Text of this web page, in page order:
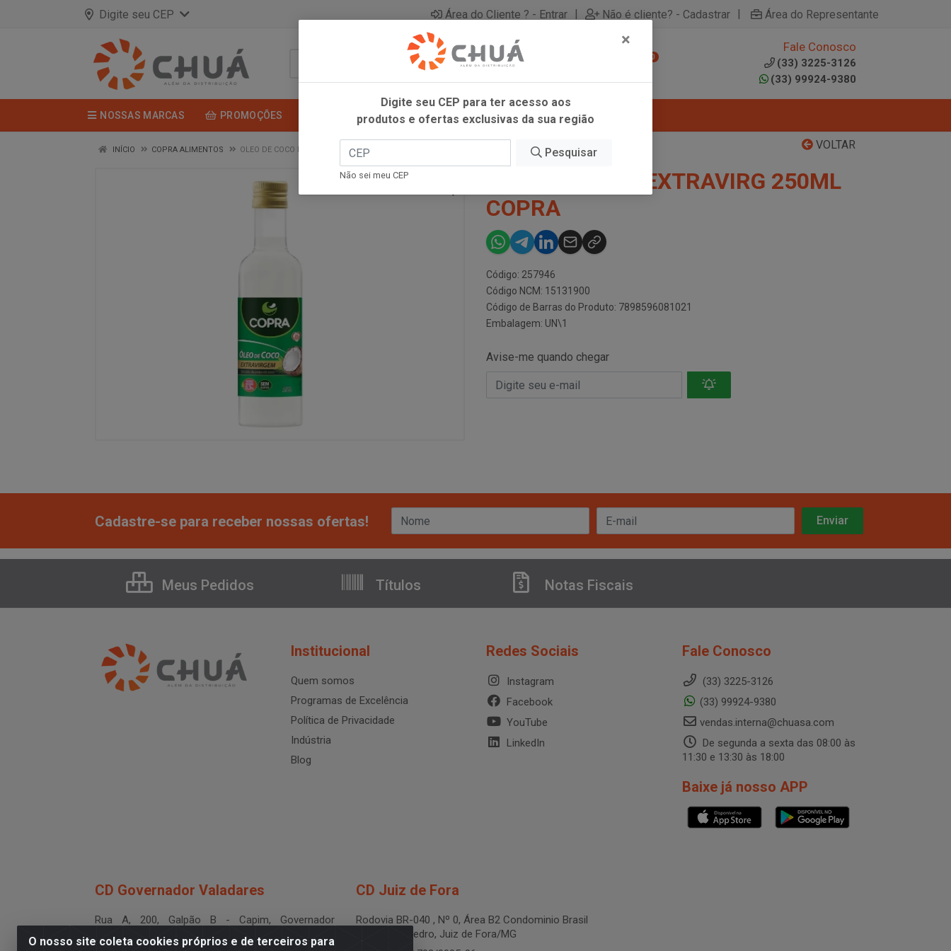
Digite seu CEP Área do Cliente ? - Entrar | Não é cliente? - Cadastrar | Área do Representante
0
Fale Conosco
(33) 3225-3126
(33) 99924-9380
NOSSAS MARCAS PROMOÇÕES
VOLTAR
INÍCIO COPRA ALIMENTOS OLEO DE COCO EXTRAVIRG 250ML COPRA
OLEO DE COCO EXTRAVIRG 250ML
COPRA
Código: 257946
Código NCM: 15131900
Código de Barras do Produto: 7898596081021
Embalagem: UN\1
Avise-me quando chegar
O nosso site coleta cookies próprios e de terceiros para
Cadastre-se para receber nossas ofertas!
Meus Pedidos Títulos Notas Fiscais
Institucional
Quem somos
Programas de Excelência
Política de Privacidade
Indústria
Blog
Redes Sociais
Instagram
Facebook
YouTube
LinkedIn
Fale Conosco
(33) 3225-3126
(33) 99924-9380
vendas.interna@chuasa.com
De segunda a sexta das 08:00 às
11:30 e 13:30 às 18:00
Baixe já nosso APP
CD Governador Valadares
Rua A, 200, Galpão B - Capim, Governador
Valadares/MG - CEP 35.024-400
CD Juiz de Fora
Rodovia BR-040 , Nº 0, Área B2 Condominio Brasil
LOG - São Pedro, Juiz de Fora/MG
×
Digite seu CEP para ter acesso aos
produtos e ofertas exclusivas da sua região
Pesquisar
Não sei meu CEP